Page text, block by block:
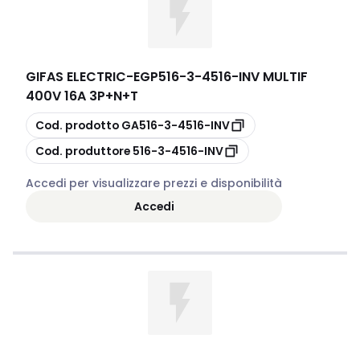
GIFAS ELECTRIC-EGP516-3-4516-INV MULTIF
400V 16A 3P+N+T
copia
Cod. prodotto GA516-3-4516-INV
copia
Cod. produttore 516-3-4516-INV
Accedi per visualizzare prezzi e disponibilità
Accedi